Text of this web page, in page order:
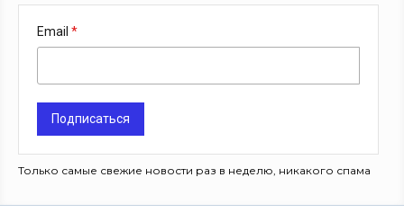
Email
Подписаться
Только самые свежие новости раз в неделю, никакого спама